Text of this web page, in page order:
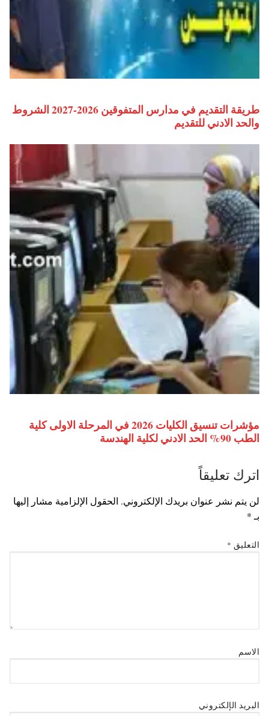
طريقة التقديم في مدارس المتفوقين 2026-2027 الشروط
والحد الادني للتقديم
مؤشرات تنسيق الكليات 2026 في المرحلة الاولى كلية
الطب 90% الحد الادني لكلية الهندسة
اترك تعليقاً
لن يتم نشر عنوان بريدك الإلكتروني. الحقول الإلزامية مشار إليها
بـ *
التعليق *
الاسم
البريد الإلكتروني